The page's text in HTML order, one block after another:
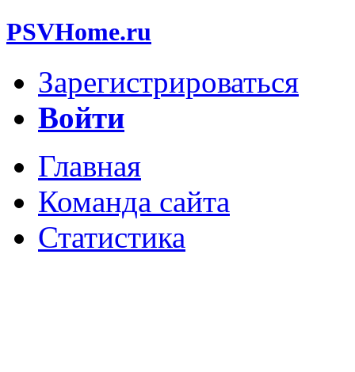
PSVHome.ru
Зарегистрироваться
Войти
Главная
Команда сайта
Статистика